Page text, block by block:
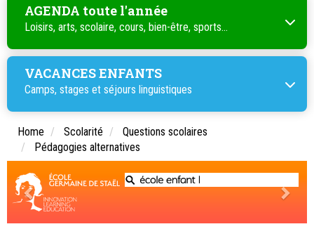
AGENDA toute l'année
Loisirs, arts, scolaire, cours, bien-être, sports...
VACANCES ENFANTS
Camps, stages et séjours linguistiques
Home Scolarité
Questions scolaires
Pédagogies alternatives